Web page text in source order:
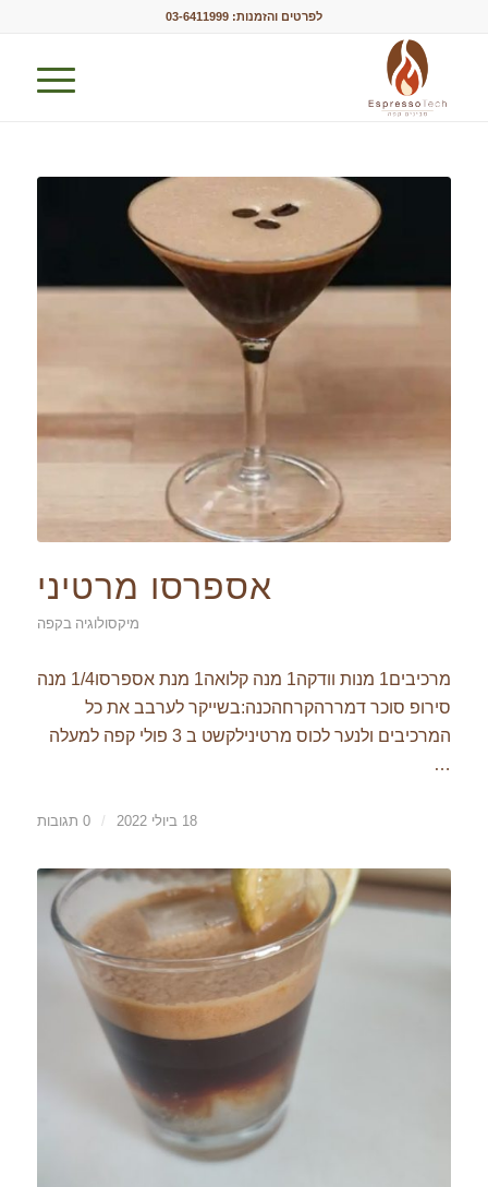
לפרטים והזמנות: 03-6411999
אספרסו מרטיני
מיקסולוגיה בקפה
מרכיבים1 מנות וודקה1 מנה קלואה1 מנת אספרסו1/4 מנה
סירופ סוכר דמררהקרחהכנה:בשייקר לערבב את כל
המרכיבים ולנער לכוס מרטינילקשט ב 3 פולי קפה למעלה
…
18 ביולי 2022 / 0 תגובות